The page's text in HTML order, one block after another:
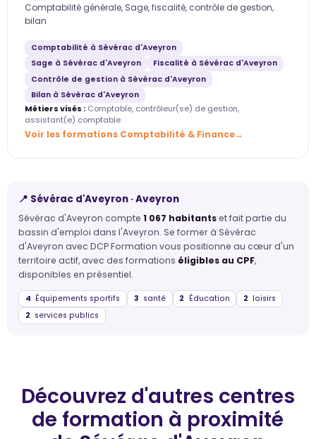
Comptabilité générale, Sage, fiscalité, contrôle de gestion,
bilan
Comptabilité à Sévérac d'Aveyron
Sage à Sévérac d'Aveyron
Fiscalité à Sévérac d'Aveyron
Contrôle de gestion à Sévérac d'Aveyron
Bilan à Sévérac d'Aveyron
Métiers visés : Comptable, contrôleur(se) de gestion,
assistant(e) comptable
Voir les formations Comptabilité & Finance
📍 Sévérac d'Aveyron · Aveyron
Sévérac d'Aveyron compte 1 067 habitantset fait partie du
bassin d'emploi dans l'Aveyron. Se former à Sévérac
d'Aveyron avec DCP Formation vous positionne au cœur d'un
territoire actif, avec des formations éligibles au CPF,
disponibles en présentiel.
4 Équipements sportifs 3 santé 2 Éducation 2 loisirs
2 services publics
Découvrez d'autres centres
de formation à proximité